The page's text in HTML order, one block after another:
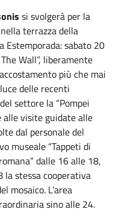
si svolgerà per la
terrazza della
Estemporada: sabato 20
Wall”, liberamente
più che mai
delle recenti
settore la “Pompei
alle visite guidate alle
dal personale del
museale “Tappeti di
dalle 16 alle 18,
la stessa cooperativa
mosaico. L’area
sino alle 24.